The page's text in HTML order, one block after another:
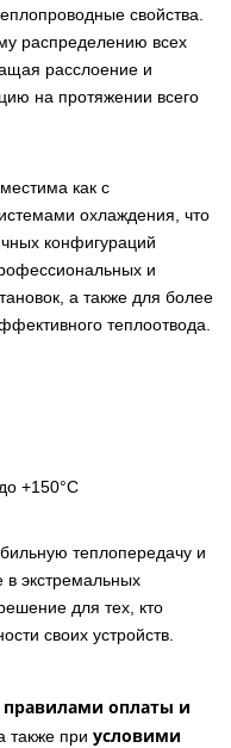
свойства.
распределению всех
расслоение и
на протяжении всего
как с
охлаждения, что
конфигураций
и
а также для более
теплоотвода.
+150°C
теплопередачу и
экстремальных
для тех, кто
своих устройств.
правилами оплаты и
также при условими